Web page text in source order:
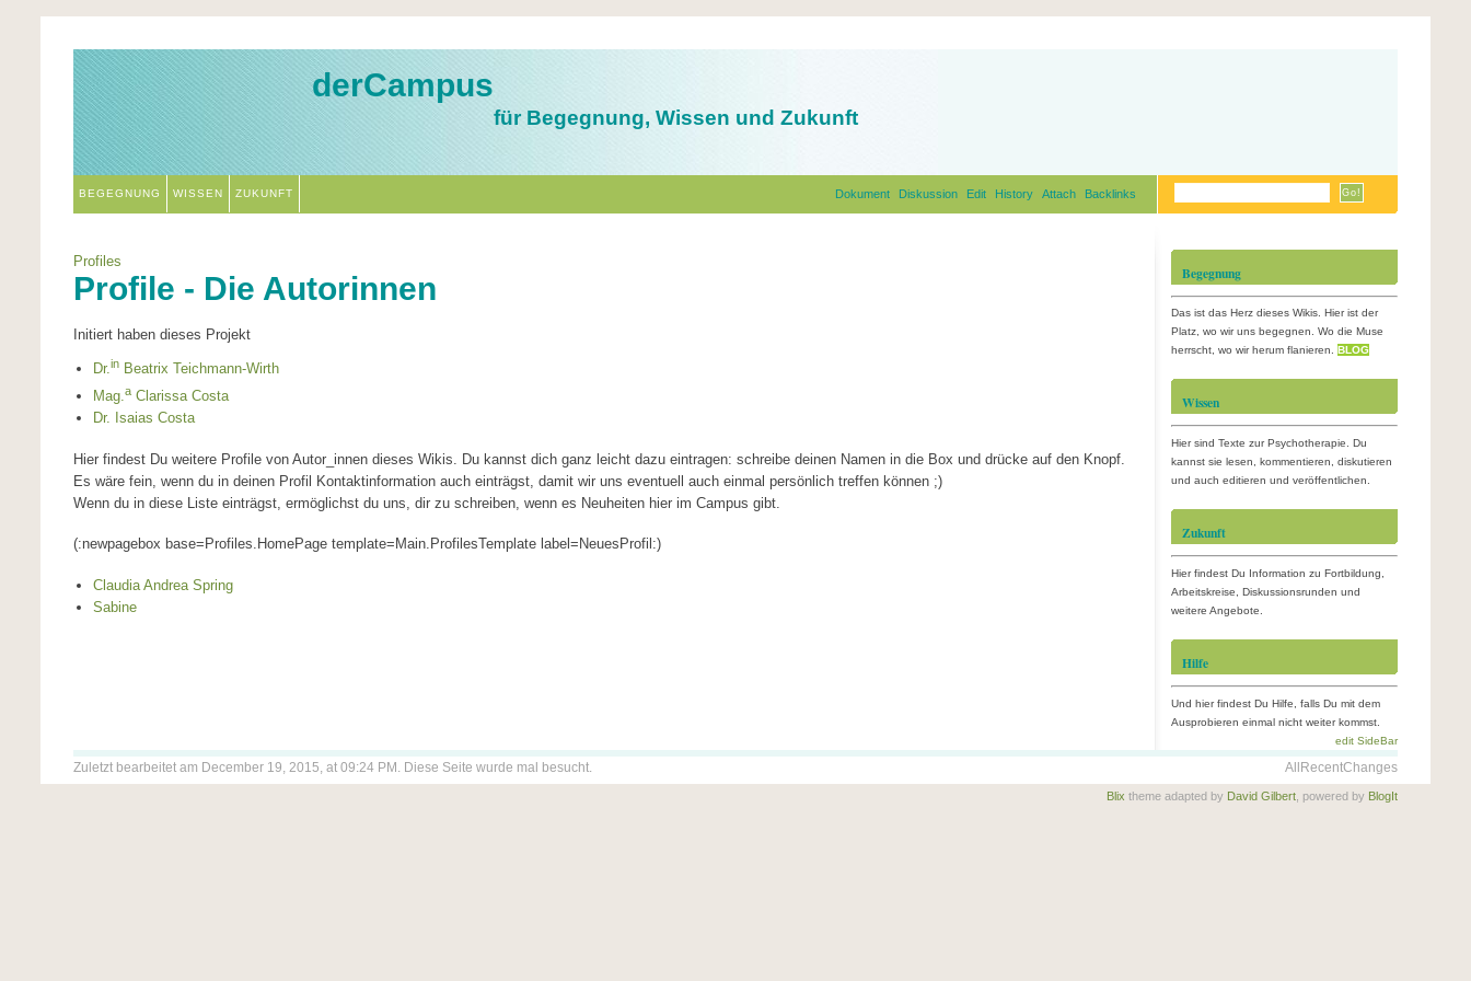
derCampus
für Begegnung, Wissen und Zukunft
BEGEGNUNG WISSEN ZUKUNFT Dokument Diskussion Edit History Attach Backlinks
Profiles
Profile - Die Autorinnen
Initiert haben dieses Projekt
Dr.in Beatrix Teichmann-Wirth
Mag.a Clarissa Costa
Dr. Isaias Costa
Hier findest Du weitere Profile von Autor_innen dieses Wikis. Du kannst dich ganz leicht dazu eintragen: schreibe deinen Namen in die Box und drücke auf den Knopf.
Es wäre fein, wenn du in deinen Profil Kontaktinformation auch einträgst, damit wir uns eventuell auch einmal persönlich treffen können ;)
Wenn du in diese Liste einträgst, ermöglichst du uns, dir zu schreiben, wenn es Neuheiten hier im Campus gibt.
(:newpagebox base=Profiles.HomePage template=Main.ProfilesTemplate label=NeuesProfil:)
Claudia Andrea Spring
Sabine
Begegnung
Das ist das Herz dieses Wikis. Hier ist der
Platz, wo wir uns begegnen. Wo die Muse
herrscht, wo wir herum flanieren. BLOG
Wissen
Hier sind Texte zur Psychotherapie. Du
kannst sie lesen, kommentieren, diskutieren
und auch editieren und veröffentlichen.
Zukunft
Hier findest Du Information zu Fortbildung,
Arbeitskreise, Diskussionsrunden und
weitere Angebote.
Hilfe
Und hier findest Du Hilfe, falls Du mit dem
Ausprobieren einmal nicht weiter kommst.
edit SideBar
Zuletzt bearbeitet am December 19, 2015, at 09:24 PM. Diese Seite wurde mal besucht. AllRecentChanges
Blix theme adapted by David Gilbert, powered by BlogIt